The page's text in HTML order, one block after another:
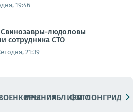
19:46
людоловы
сотрудника СТО
21:39
МНЕНИЯПАБЛИКИ
ФОТОЛОНГРИДЫ